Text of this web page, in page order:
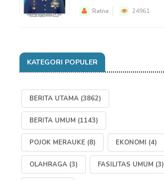
Ratna 24961
KATEGORI POPULER
BERITA UTAMA (3862)
BERITA UMUM (1143)
POJOK MERAUKE (8) EKONOMI (4)
OLAHRAGA (3) FASILITAS UMUM (3)